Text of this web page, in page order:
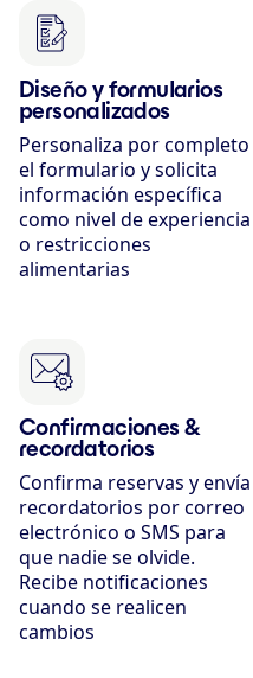
Diseño y formularios
personalizados
Personaliza por completo
el formulario y solicita
información específica
como nivel de experiencia
o restricciones
alimentarias
Confirmaciones &
recordatorios
Confirma reservas y envía
recordatorios por correo
electrónico o SMS para
que nadie se olvide.
Recibe notificaciones
cuando se realicen
cambios